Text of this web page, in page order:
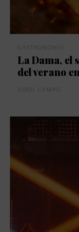
GASTRONOMÍA
La Dama, el
del verano
JORDI CAMPO